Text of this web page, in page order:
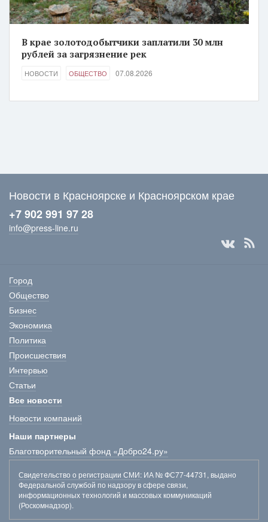
В крае золотодобытчики заплатили 30 млн
рублей за загрязнение рек
НОВОСТИ ОБЩЕСТВО 07.08.2026
Новости в Красноярске и Красноярском крае
+7 902 991 97 28
info@press-line.ru
Город
Общество
Бизнес
Экономика
Политика
Происшествия
Интервью
Статьи
Все новости
Новости компаний
Наши партнеры
Благотворительный фонд «Добро24.ру»
Свидетельство о регистрации СМИ: ИА № ФС77-44731, выдано
Федеральной службой по надзору в сфере связи,
информационных технологий и массовых коммуникаций
(Роскомнадзор).